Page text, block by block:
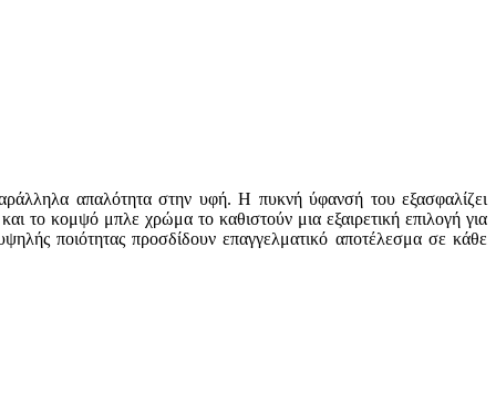
απαλότητα στην υφή. Η πυκνή ύφανσή του εξασφαλίζει
το κομψό μπλε χρώμα το καθιστούν μια εξαιρετική επιλογή για
ποιότητας προσδίδουν επαγγελματικό αποτέλεσμα σε κάθε